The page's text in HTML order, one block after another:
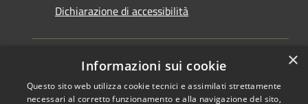
Dichiarazione di accessibilità
RSS Copyright © 2026 • Comune di
×
Informazioni sui cookie
Questo sito web utilizza cookie tecnici e assimilati strettamente
necessari al corretto funzionamento e alla navigazione del sito,